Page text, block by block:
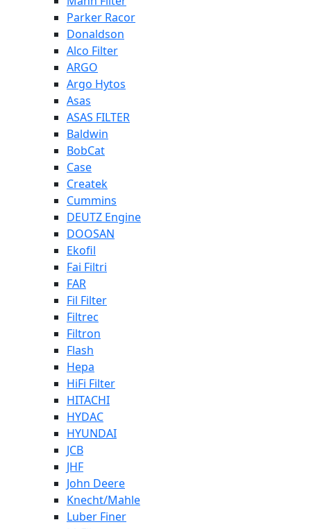
Parker Racor
Donaldson
Alco Filter
ARGO
Argo Hytos
Asas
ASAS FILTER
Baldwin
BobCat
Case
Createk
Cummins
DEUTZ Engine
DOOSAN
Ekofil
Fai Filtri
FAR
Fil Filter
Filtrec
Filtron
Flash
Hepa
HiFi Filter
HITACHI
HYDAC
HYUNDAI
JCB
JHF
John Deere
Knecht/Mahle
Luber Finer